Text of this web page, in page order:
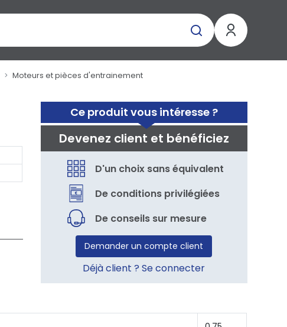
Moteurs et pièces d'entrainement
Ce produit vous intéresse ?
Devenez client et bénéficiez
D'un choix sans équivalent
De conditions privilégiées
De conseils sur mesure
Demander un compte client
Déjà client ? Se connecter